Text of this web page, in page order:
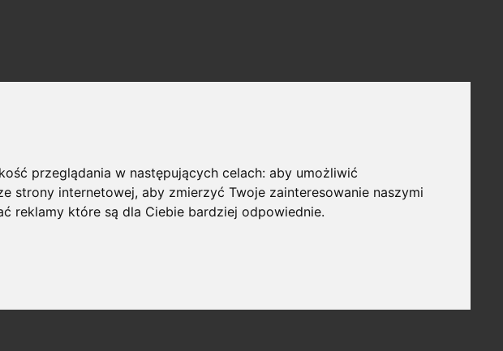
przeglądania w następujących celach:aby umożliwić
strony internetowej,aby zmierzyć Twoje zainteresowanie naszymi
reklamy które są dla Ciebie bardziej odpowiednie.